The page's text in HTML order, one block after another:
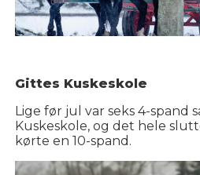
Gittes Kuskeskole
Lige før jul var seks 4-spand
Kuskeskole, og det hele
kørte en 10-spand.